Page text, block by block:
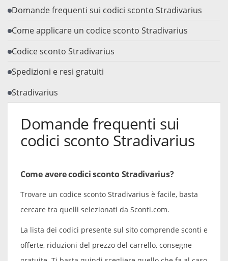
Domande frequenti sui codici sconto Stradivarius
Come applicare un codice sconto Stradivarius
Codice sconto Stradivarius
Spedizioni e resi gratuiti
Stradivarius
Domande frequenti sui
codici sconto Stradivarius
Come avere codici sconto Stradivarius?
Trovare un codice sconto Stradivarius è facile, basta
cercare tra quelli selezionati da Sconti.com.
La lista dei codici presente sul sito comprende sconti e
offerte, riduzioni del prezzo del carrello, consegne